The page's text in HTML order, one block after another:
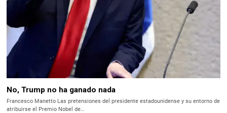
No, Trump no ha ganado nada
Francesco Manetto Las pretensiones del presidente estadounidense y su entorno de
atribuirse el Premio Nobel de…